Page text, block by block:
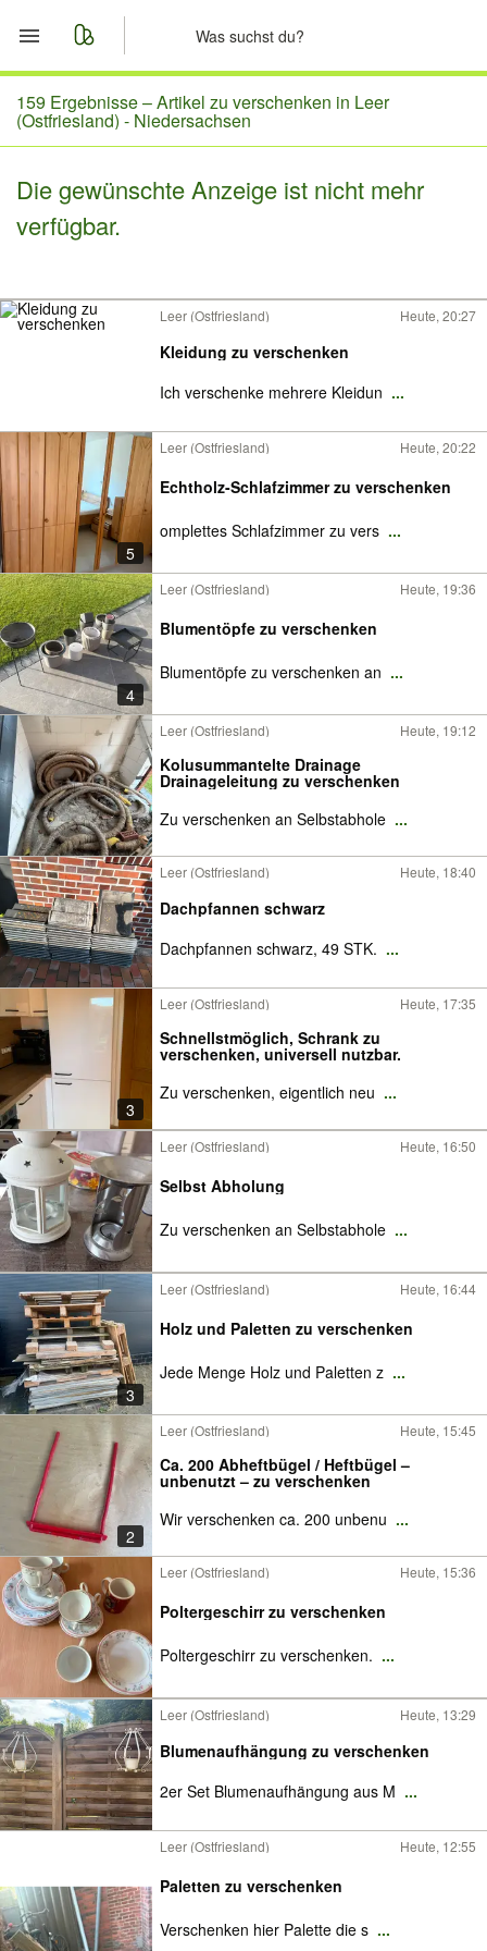
Start
Merkliste
Nachrichten
159 Ergebnisse –Artikel zu verschenken in Leer
(Ostfriesland) - Niedersachsen
Die gewünschte Anzeige ist nicht mehr
verfügbar.
Leer (Ostfriesland) Heute, 20:27
Kleidung zu verschenken
Ich verschenke mehrere Kleidun ...
5
Leer (Ostfriesland) Heute, 20:22
Echtholz-Schlafzimmer zu verschenken
omplettes Schlafzimmer zu vers ...
4
Leer (Ostfriesland) Heute, 19:36
Blumentöpfe zu verschenken
Blumentöpfe zu verschenken an ...
Leer (Ostfriesland) Heute, 19:12
Kolusummantelte Drainage
Drainageleitung zu verschenken
Zu verschenken an Selbstabhole ...
Leer (Ostfriesland) Heute, 18:40
Dachpfannen schwarz
Dachpfannen schwarz, 49 STK. ...
3
Leer (Ostfriesland) Heute, 17:35
Schnellstmöglich, Schrank zu
verschenken, universell nutzbar.
Zu verschenken, eigentlich neu ...
Leer (Ostfriesland) Heute, 16:50
Selbst Abholung
Zu verschenken an Selbstabhole ...
3
Leer (Ostfriesland) Heute, 16:44
Holz und Paletten zu verschenken
Jede Menge Holz und Paletten z ...
2
Leer (Ostfriesland) Heute, 15:45
Ca. 200 Abheftbügel / Heftbügel –
unbenutzt – zu verschenken
Wir verschenken ca. 200 unbenu ...
Leer (Ostfriesland) Heute, 15:36
Poltergeschirr zu verschenken
Poltergeschirr zu verschenken. ...
Leer (Ostfriesland) Heute, 13:29
Blumenaufhängung zu verschenken
2er Set Blumenaufhängung aus M ...
Leer (Ostfriesland) Heute, 12:55
Paletten zu verschenken
Verschenken hier Palette die s ...